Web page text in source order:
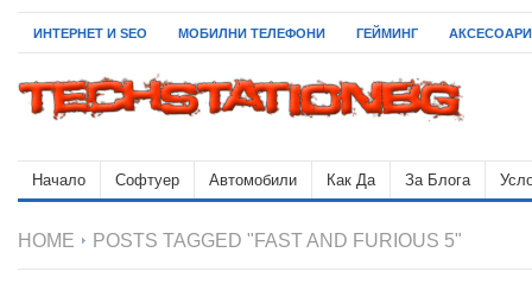
ИНТЕРНЕТ И SEO МОБИЛНИ ТЕЛЕФОНИ ГЕЙМИНГ АКСЕСОАРИ
Начало Софтуер Автомобили Как Да За Блога
HOME POSTS TAGGED "FAST AND FURIOUS 5"